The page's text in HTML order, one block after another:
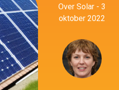
Over Solar - 3
oktober 2022